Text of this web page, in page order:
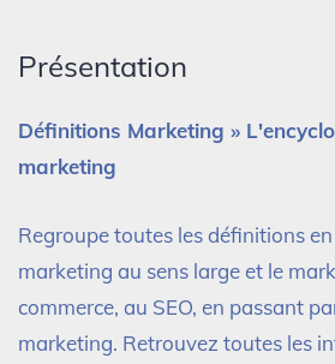
Présentation
Définitions Marketing »
marketing
Regroupe toutes les définitions
marketing au sens large et le
commerce, au SEO, en passant
marketing. Retrouvez toutes les